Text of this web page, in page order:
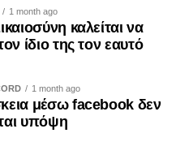
1 month ago
καλείται να
ίδιο της τον εαυτό
1 month ago
μέσω facebook δεν
υπόψη